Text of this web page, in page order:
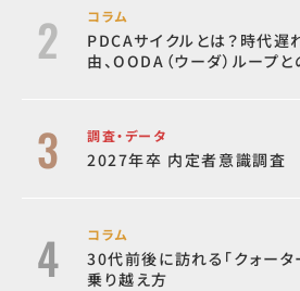
コラム
PDCAサイクルとは？時代遅
由、OODA（ウーダ）ループ
調査・データ
2027年卒 内定者意識調査
コラム
30代前後に訪れる「クォータ
乗り越え方